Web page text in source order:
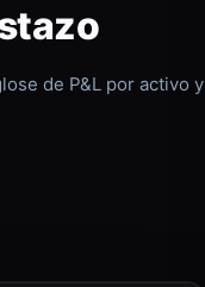
de P&L por activo y